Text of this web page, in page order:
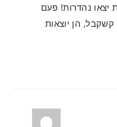
יצאו נהדרות! פעם
קשקבל, הן יוצאות